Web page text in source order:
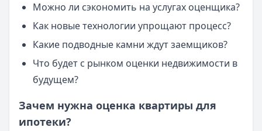
Можно ли сэкономить на услугах оценщика?
Как новые технологии упрощают процесс?
Какие подводные камни ждут заемщиков?
Что будет с рынком оценки недвижимости в
будущем?
Зачем нужна оценка квартиры для
ипотеки?